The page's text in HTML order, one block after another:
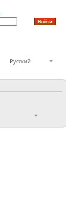
Русский